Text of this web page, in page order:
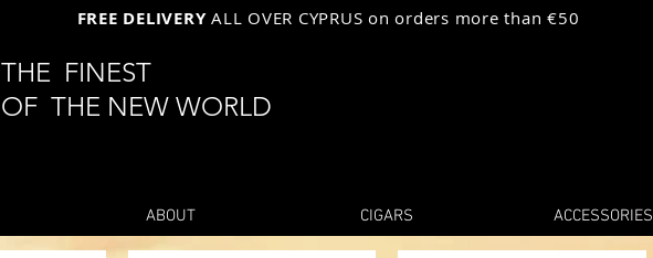
THE FINEST
OF THE NEW WORLD
FREE DELIVERYALL OVER CYPRUS on orders more than €50
ABOUT CIGARS ACCESSORIES